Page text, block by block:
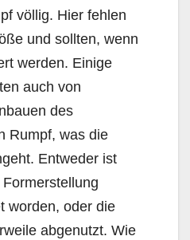
völlig. Hier fehlen
und sollten, wenn
werden. Einige
auch von
des
Rumpf, was die
Entweder ist
worden, oder die
abgenutzt. Wie